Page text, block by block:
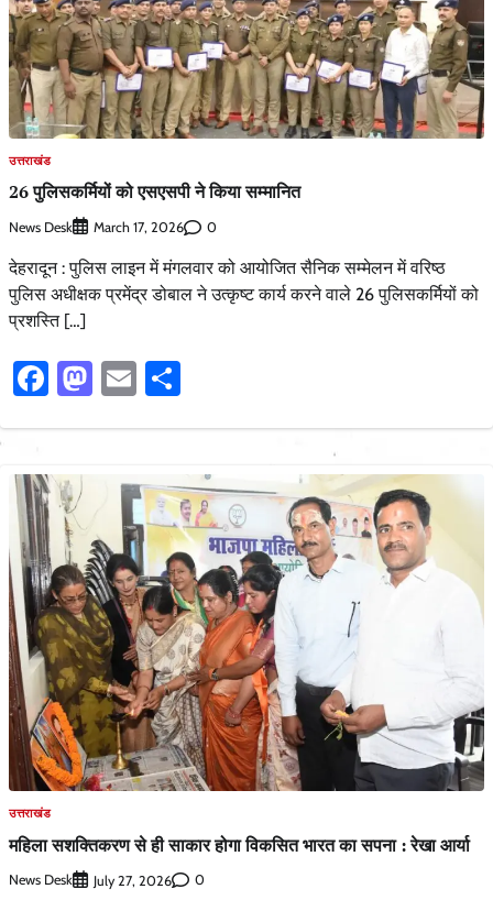
उत्तराखंड
26 पुलिसकर्मियों को एसएसपी ने किया सम्मानित
News Desk March 17, 2026 0
देहरादून : पुलिस लाइन में मंगलवार को आयोजित सैनिक सम्मेलन में वरिष्ठ
पुलिस अधीक्षक प्रमेंद्र डोबाल ने उत्कृष्ट कार्य करने वाले 26 पुलिसकर्मियों को
प्रशस्ति […]
Facebook
Mastodon
Email
उत्तराखंड
महिला सशक्तिकरण से ही साकार होगा विकसित भारत का सपना : रेखा आर्या
News Desk July 27, 2026 0